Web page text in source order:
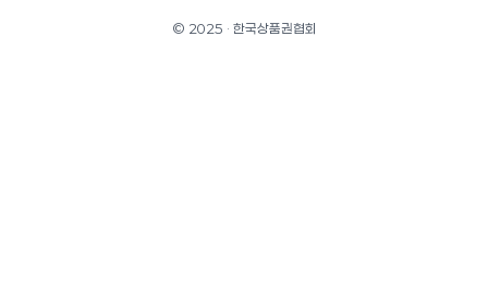
© 2025 · 한국상품권협회